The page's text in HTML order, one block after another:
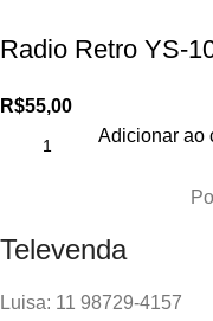
Radio Retro YS-
R$55,00
Adicionar ao
Televenda
Luisa: 11 98729-4157